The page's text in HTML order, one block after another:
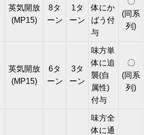
英気開放
(MP15)
8タ
ーン
1タ
ーン
体にか
ばう付
与
(同系
列)
英気開放
(MP15)
6タ
ーン
3タ
ーン
味方単
体に追
襲(自
属性)
付与
〇
(同系
列)
味方全
体に通